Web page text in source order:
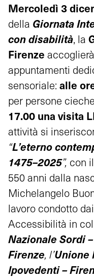
Mercoledì 3
della Giornata
con disabilità, la
Firenze
appuntamenti
sensoriale: alle
per persone
17.00 una visita
attività si
“L’eterno
1475–2025”, con
550 anni dalla
Michelangelo
lavoro condotto
Accessibilità in
Nazionale Sordi
Firenze, l’Unione
Ipovedenti –